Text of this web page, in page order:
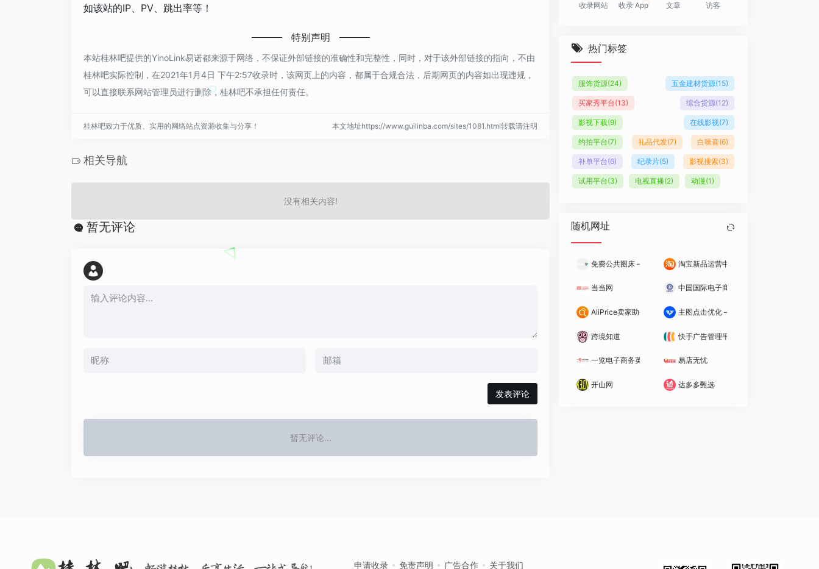
如该站的IP、PV、跳出率等！
特别声明
本站桂林吧提供的YinoLink易诺都来源于网络，不保证外部链接的准确性和完整性，同时，对于该外部链接的指向，不由
桂林吧实际控制，在2021年1月4日 下午2:57收录时，该网页上的内容，都属于合规合法，后期网页的内容如出现违规，
可以直接联系网站管理员进行删除，桂林吧不承担任何责任。
桂林吧致力于优质、实用的网络站点资源收集与分享！ 本文地址https://www.guilinba.com/sites/1081.html转载请注明
相关导航
没有相关内容!
暂无评论
发表评论
暂无评论...
收录网站 收录 App 文章 访客
热门标签
服饰货源(24) 五金建材货源(15)
买家秀平台(13) 综合货源(12)
影视下载(9) 在线影视(7)
约拍平台(7) 礼品代发(7) 白噪音(6)
补单平台(6) 纪录片(5) 影视搜索(3)
试用平台(3) 电视直播(2) 动漫(1)
随机网址
免费公共图床 – 路过图床 淘宝新品运营中心(C店)
当当网 中国国际电子商务网
AliPrice卖家助手 主图点击优化 – 鹿班
跨境知道 快手广告管理平台
一览电子商务英才网 易店无忧
开山网 达多多甄选
申请收录 免责声明 广告合作 关于我们